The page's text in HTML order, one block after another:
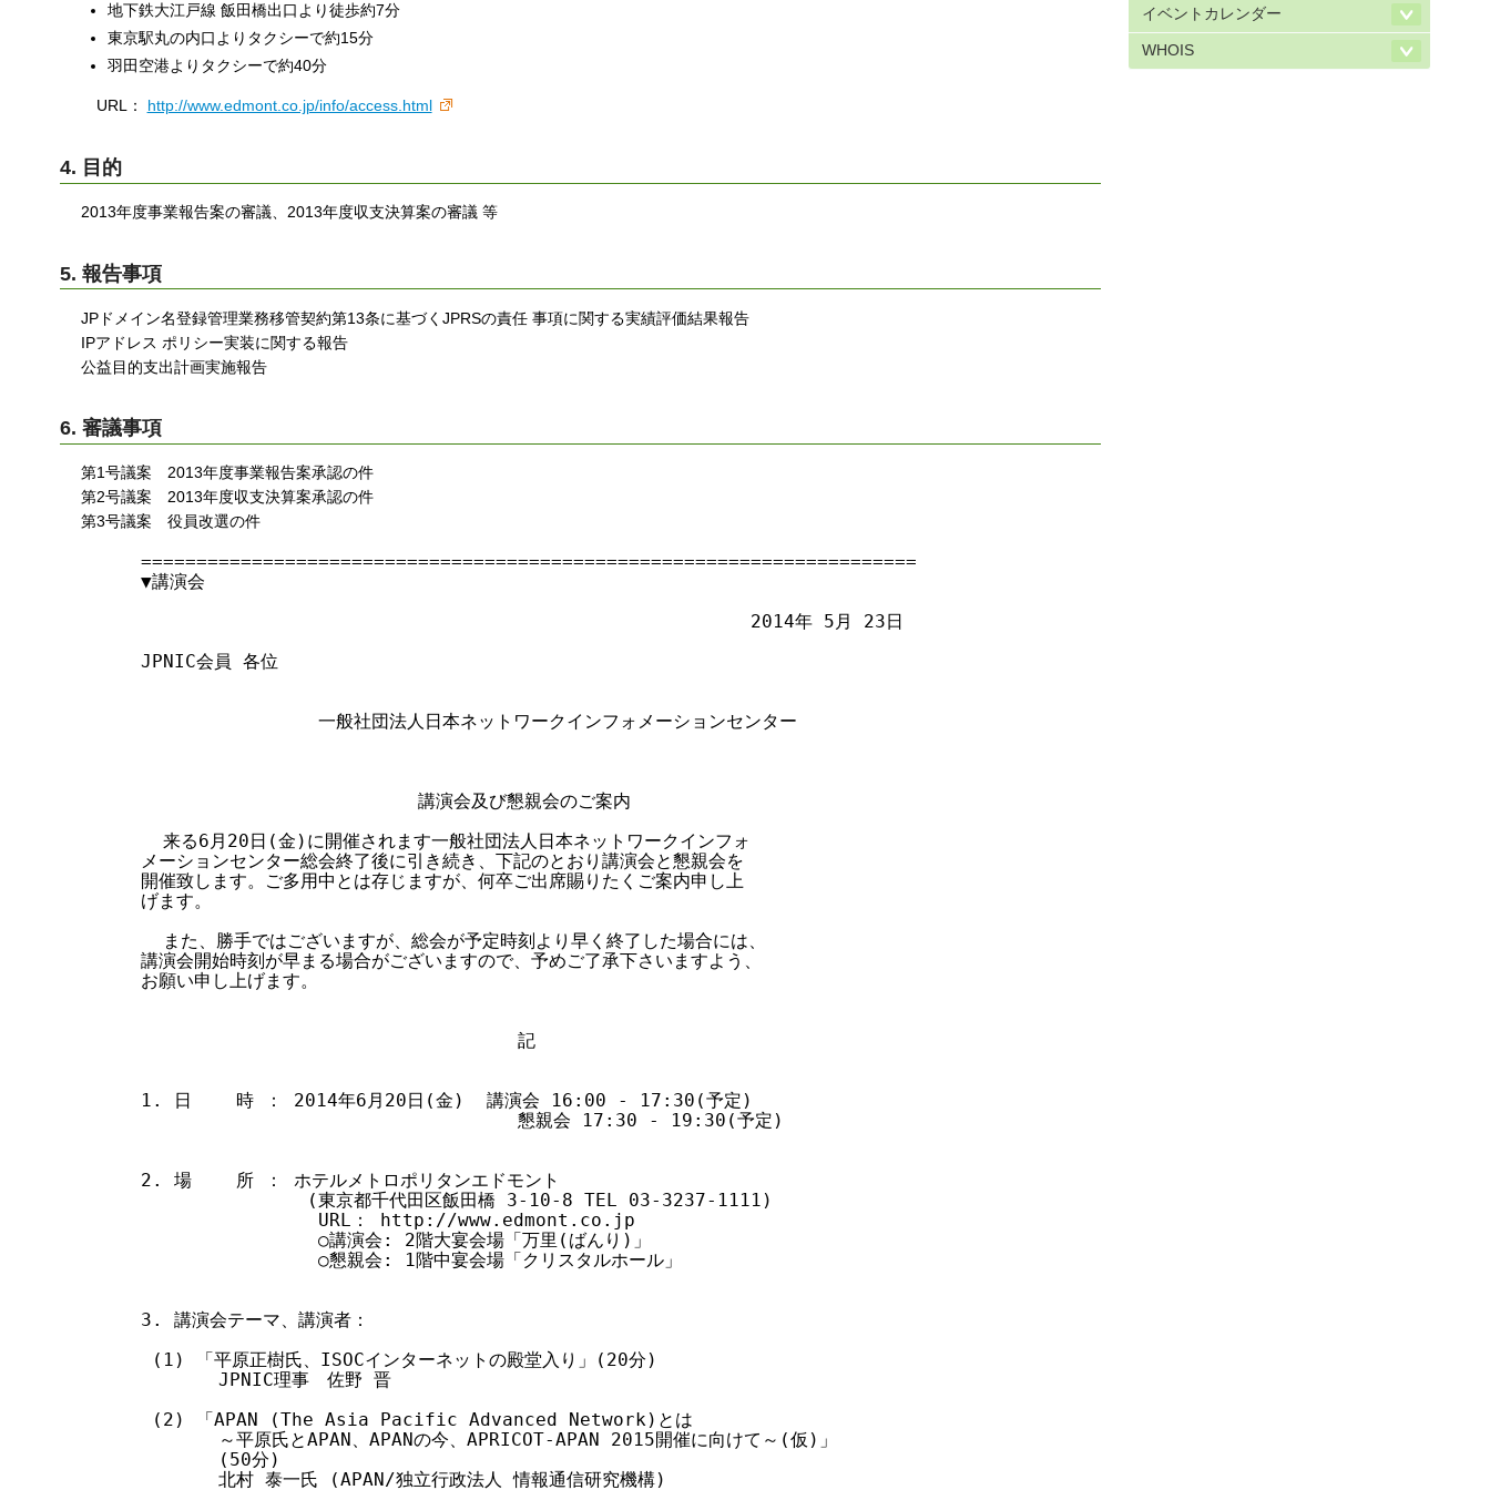
地下鉄大江戸線 飯田橋出口より徒歩約7分
東京駅丸の内口よりタクシーで約15分
羽田空港よりタクシーで約40分
URL： http://www.edmont.co.jp/info/access.html
4. 目的
2013年度事業報告案の審議、2013年度収支決算案の審議 等
5. 報告事項
JPドメイン名登録管理業務移管契約第13条に基づくJPRSの責任 事項に関する実績評価結果報告
IPアドレス ポリシー実装に関する報告
公益目的支出計画実施報告
6. 審議事項
第1号議案 2013年度事業報告案承認の件
第2号議案 2013年度収支決算案承認の件
第3号議案 役員改選の件
======================================================================
▼講演会
                                                       2014年 5月 23日
JPNIC会員 各位
                一般社団法人日本ネットワークインフォメーションセンター
                         講演会及び懇親会のご案内
  来る6月20日(金)に開催されます一般社団法人日本ネットワークインフォ
メーションセンター総会終了後に引き続き、下記のとおり講演会と懇親会を
開催致します。ご多用中とは存じますが、何卒ご出席賜りたくご案内申し上
げます。
  また、勝手ではございますが、総会が予定時刻より早く終了した場合には、
講演会開始時刻が早まる場合がございますので、予めご了承下さいますよう、
お願い申し上げます。
                                  記
1. 日    時 ： 2014年6月20日(金)  講演会 16:00 - 17:30(予定)
                                  懇親会 17:30 - 19:30(予定)
2. 場    所 ： ホテルメトロポリタンエドモント
               (東京都千代田区飯田橋 3-10-8 TEL 03-3237-1111)
                URL： http://www.edmont.co.jp
                ○講演会: 2階大宴会場「万里(ばんり)」
                ○懇親会: 1階中宴会場「クリスタルホール」
3. 講演会テーマ、講演者：
(1) 「平原正樹氏、ISOCインターネットの殿堂入り」(20分)
       JPNIC理事　佐野 晋
(2) 「APAN (The Asia Pacific Advanced Network)とは
       ～平原氏とAPAN、APANの今、APRICOT-APAN 2015開催に向けて～(仮)」
       (50分)
       北村 泰一氏 (APAN/独立行政法人 情報通信研究機構)
イベントカレンダー
WHOIS